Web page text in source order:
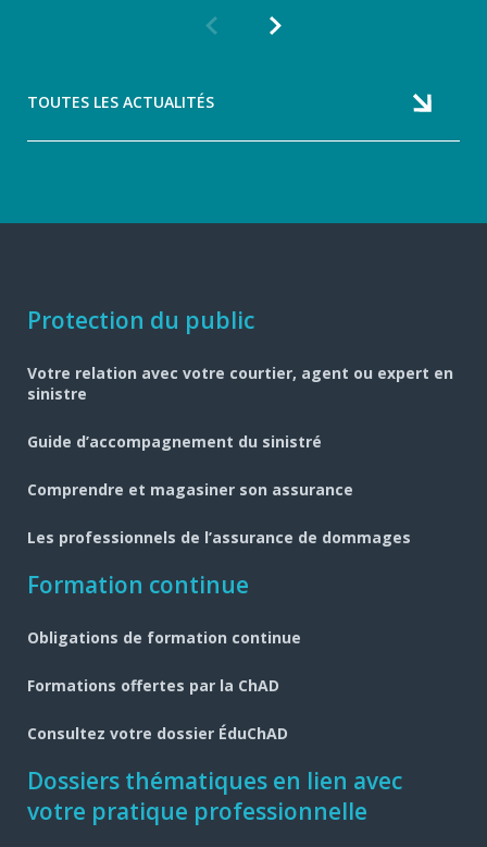
TOUTES LES ACTUALITÉS
Navigation
pied
de
page
Protection du public
Votre relation avec votre courtier, agent ou expert en
sinistre
Guide d’accompagnement du sinistré
Comprendre et magasiner son assurance
Les professionnels de l’assurance de dommages
Formation continue
Obligations de formation continue
Formations offertes par la ChAD
Consultez votre dossier ÉduChAD
Dossiers thématiques en lien avec
votre pratique professionnelle